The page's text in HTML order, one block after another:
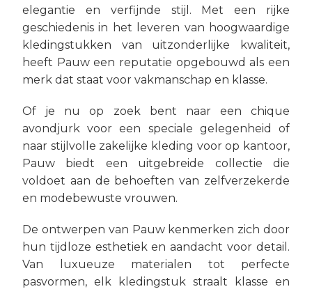
elegantie en verfijnde stijl. Met een rijke
geschiedenis in het leveren van hoogwaardige
kledingstukken van uitzonderlijke kwaliteit,
heeft Pauw een reputatie opgebouwd als een
merk dat staat voor vakmanschap en klasse.
Of je nu op zoek bent naar een chique
avondjurk voor een speciale gelegenheid of
naar stijlvolle zakelijke kleding voor op kantoor,
Pauw biedt een uitgebreide collectie die
voldoet aan de behoeften van zelfverzekerde
en modebewuste vrouwen.
De ontwerpen van Pauw kenmerken zich door
hun tijdloze esthetiek en aandacht voor detail.
Van luxueuze materialen tot perfecte
pasvormen, elk kledingstuk straalt klasse en